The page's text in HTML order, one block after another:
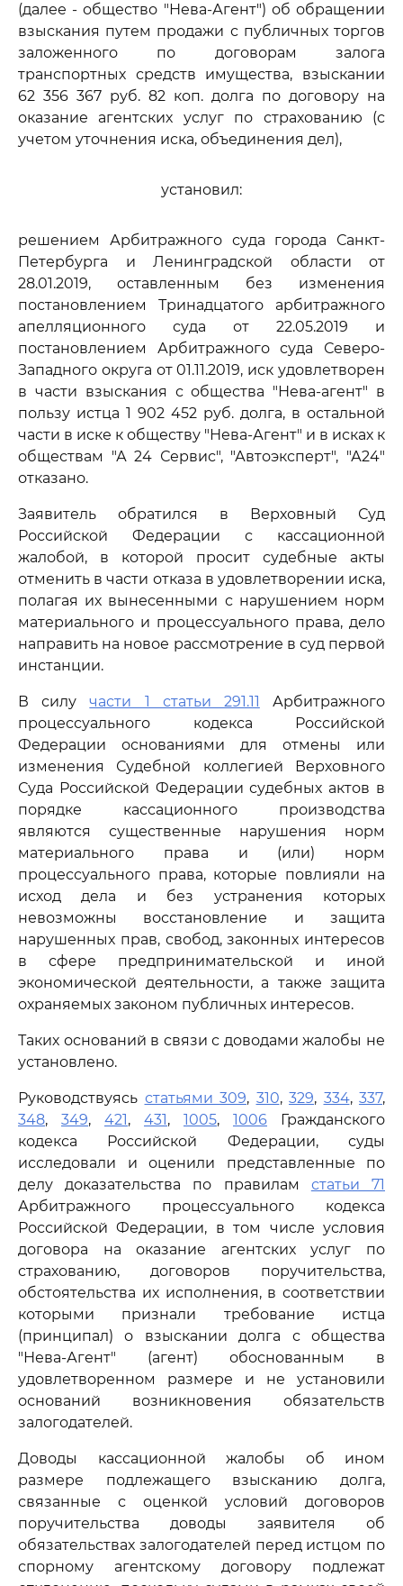
(далее - общество "Нева-Агент") об обращении
взыскания путем продажи с публичных торгов
заложенного по договорам залога
транспортных средств имущества, взыскании
62 356 367 руб. 82 коп. долга по договору на
оказание агентских услуг по страхованию (с
учетом уточнения иска, объединения дел),
установил:
решением Арбитражного суда города Санкт-
Петербурга и Ленинградской области от
28.01.2019, оставленным без изменения
постановлением Тринадцатого арбитражного
апелляционного суда от 22.05.2019 и
постановлением Арбитражного суда Северо-
Западного округа от 01.11.2019, иск удовлетворен
в части взыскания с общества "Нева-агент" в
пользу истца 1 902 452 руб. долга, в остальной
части в иске к обществу "Нева-Агент" и в исках к
обществам "А 24 Сервис", "Автоэксперт", "А24"
отказано.
Заявитель обратился в Верховный Суд
Российской Федерации с кассационной
жалобой, в которой просит судебные акты
отменить в части отказа в удовлетворении иска,
полагая их вынесенными с нарушением норм
материального и процессуального права, дело
направить на новое рассмотрение в суд первой
инстанции.
В силучасти 1 статьи 291.11 Арбитражного
процессуального кодекса Российской
Федерации основаниями для отмены или
изменения Судебной коллегией Верховного
Суда Российской Федерации судебных актов в
порядке кассационного производства
являются существенные нарушения норм
материального права и (или) норм
процессуального права, которые повлияли на
исход дела и без устранения которых
невозможны восстановление и защита
нарушенных прав, свобод, законных интересов
в сфере предпринимательской и иной
экономической деятельности, а также защита
охраняемых законом публичных интересов.
Таких оснований в связи с доводами жалобы не
установлено.
Руководствуясь статьями 309, 310, 329, 334, 337,
348, 349, 421, 431, 1005, 1006 Гражданского
кодекса Российской Федерации, суды
исследовали и оценили представленные по
делу доказательства по правилам статьи 71
Арбитражного процессуального кодекса
Российской Федерации, в том числе условия
договора на оказание агентских услуг по
страхованию, договоров поручительства,
обстоятельства их исполнения, в соответствии
которыми признали требование истца
(принципал) о взыскании долга с общества
"Нева-Агент" (агент) обоснованным в
удовлетворенном размере и не установили
оснований возникновения обязательств
залогодателей.
Доводы кассационной жалобы об ином
размере подлежащего взысканию долга,
связанные с оценкой условий договоров
поручительства доводы заявителя об
обязательствах залогодателей перед истцом по
спорному агентскому договору подлежат